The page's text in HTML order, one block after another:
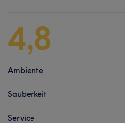
4,8
Ambiente
Sauberkeit
Service